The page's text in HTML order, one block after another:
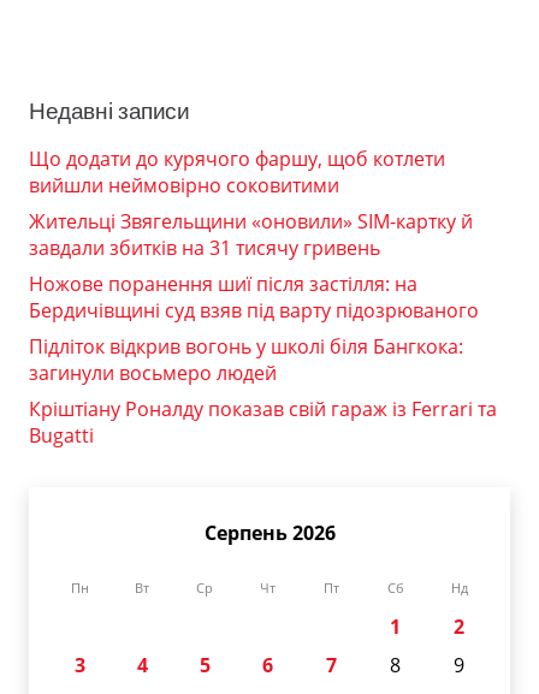
Недавні записи
Що додати до курячого фаршу, щоб котлети
вийшли неймовірно соковитими
Жительці Звягельщини «оновили» SIM-картку й
завдали збитків на 31 тисячу гривень
Ножове поранення шиї після застілля: на
Бердичівщині суд взяв під варту підозрюваного
Підліток відкрив вогонь у школі біля Бангкока:
загинули восьмеро людей
Кріштіану Роналду показав свій гараж із Ferrari та
Bugatti
Серпень 2026
Пн Вт Ср Чт Пт Сб Нд
1
2
3
4 5 6 7 8
9